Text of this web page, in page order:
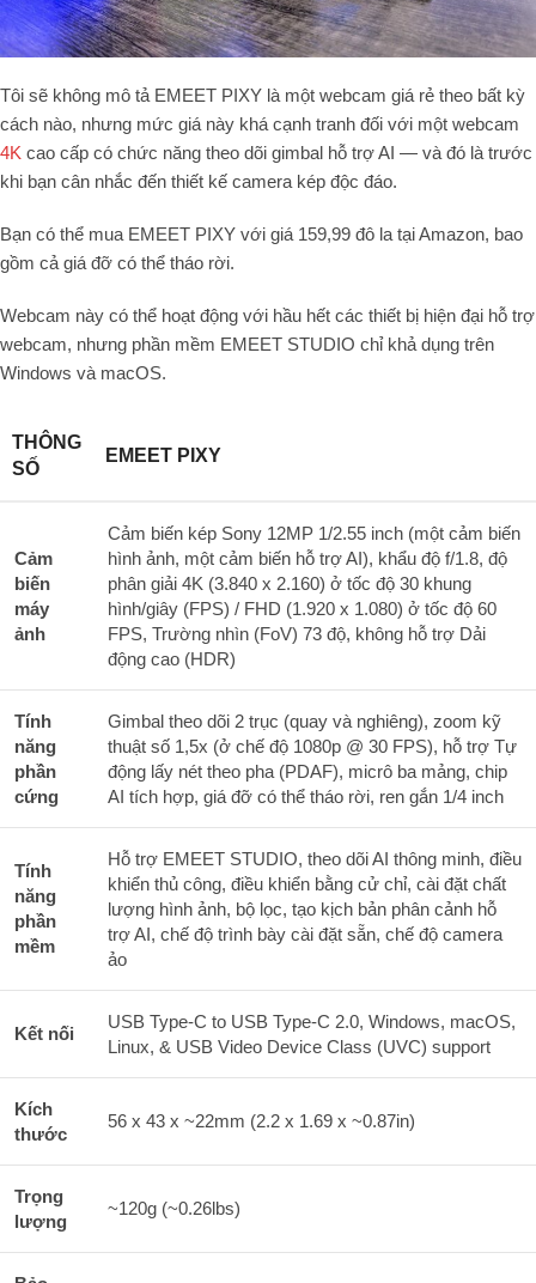
Tôi sẽ không mô tả EMEET PIXY là một webcam giá rẻ theo bất kỳ
cách nào, nhưng mức giá này khá cạnh tranh đối với một webcam
4K cao cấp có chức năng theo dõi gimbal hỗ trợ AI — và đó là trước
khi bạn cân nhắc đến thiết kế camera kép độc đáo.
Bạn có thể mua EMEET PIXY với giá 159,99 đô la tại Amazon, bao
gồm cả giá đỡ có thể tháo rời.
Webcam này có thể hoạt động với hầu hết các thiết bị hiện đại hỗ trợ
webcam, nhưng phần mềm EMEET STUDIO chỉ khả dụng trên
Windows và macOS.
THÔNG
SỐ
EMEET PIXY
Cảm
biến
máy
ảnh
Cảm biến kép Sony 12MP 1/2.55 inch (một cảm biến
hình ảnh, một cảm biến hỗ trợ AI), khẩu độ f/1.8, độ
phân giải 4K (3.840 x 2.160) ở tốc độ 30 khung
hình/giây (FPS) / FHD (1.920 x 1.080) ở tốc độ 60
FPS, Trường nhìn (FoV) 73 độ, không hỗ trợ Dải
động cao (HDR)
Tính
năng
phần
cứng
Gimbal theo dõi 2 trục (quay và nghiêng), zoom kỹ
thuật số 1,5x (ở chế độ 1080p @ 30 FPS), hỗ trợ Tự
động lấy nét theo pha (PDAF), micrô ba mảng, chip
AI tích hợp, giá đỡ có thể tháo rời, ren gắn 1/4 inch
Tính
năng
phần
mềm
Hỗ trợ EMEET STUDIO, theo dõi AI thông minh, điều
khiển thủ công, điều khiển bằng cử chỉ, cài đặt chất
lượng hình ảnh, bộ lọc, tạo kịch bản phân cảnh hỗ
trợ AI, chế độ trình bày cài đặt sẵn, chế độ camera
ảo
Kết nối
USB Type-C to USB Type-C 2.0, Windows, macOS,
Linux, & USB Video Device Class (UVC) support
Kích
thước
56 x 43 x ~22mm (2.2 x 1.69 x ~0.87in)
Trọng
lượng
~120g (~0.26lbs)